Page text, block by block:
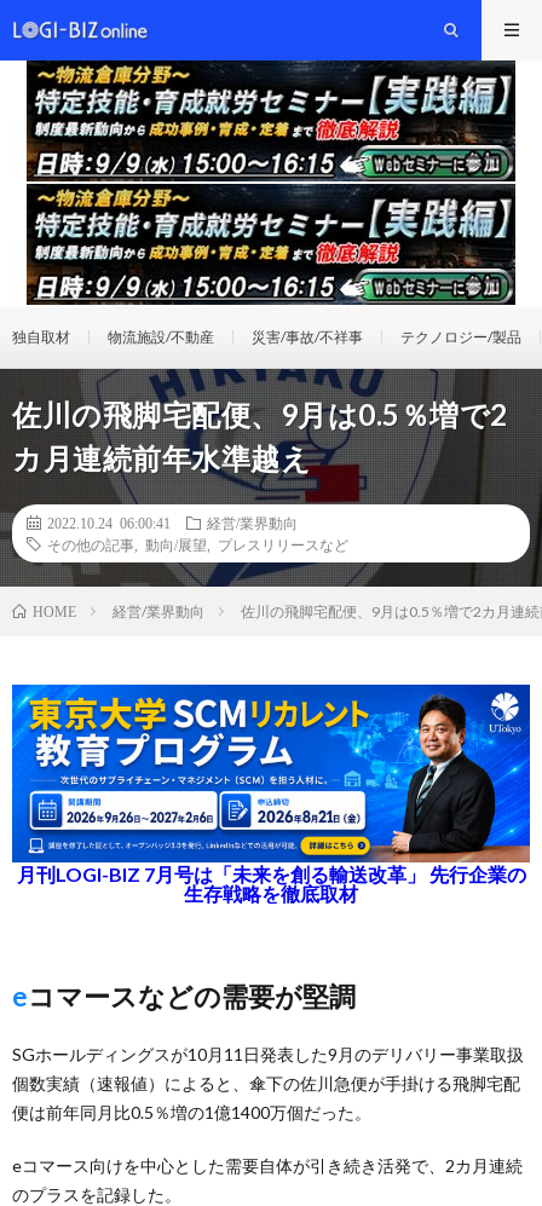
独自取材 物流施設/不動産 災害/事故/不祥事 テクノロジー/製品
佐川の飛脚宅配便、9月は0.5％増で2
カ月連続前年水準越え
2022.10.24 06:00:41
経営/業界動向
その他の記事
動向/展望 プレスリリースなど
HOME 経営/業界動向 佐川の飛脚宅配便、9月は0.5％増で2カ月連
月刊LOGI-BIZ 7月号は「未来を創る輸送改革」 先行企業の
生存戦略を徹底取材
eコマースなどの需要が堅調
SGホールディングスが10月11日発表した9月のデリバリー事業取扱
個数実績（速報値）によると、傘下の佐川急便が手掛ける飛脚宅配
便は前年同月比0.5％増の1億1400万個だった。
eコマース向けを中心とした需要自体が引き続き活発で、2カ月連続
のプラスを記録した。